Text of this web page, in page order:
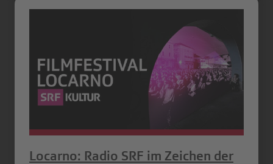
Locarno: Radio SRF im Zeichen der